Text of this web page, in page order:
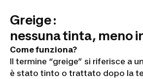
Greige :
nessuna tinta, meno
Come funziona?
Il termine “greige” si riferisce a
è stato tinto o trattato dopo la